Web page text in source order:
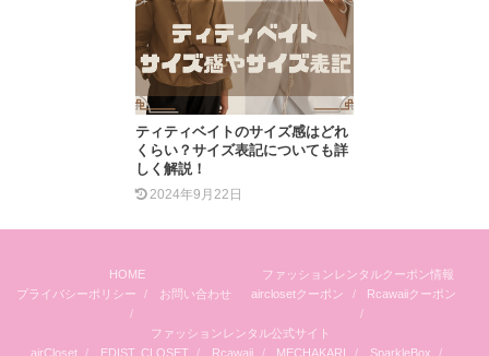
ティティベイトのサイズ感はどれ
くらい？サイズ表記についても詳
しく解説！
2024年9月22日
HOME
プライバシーポリシー
お問い合わせ
ファッションレンタルクーポン情報
airclosetクーポン
Rcawaiiクーポン
ファッションレンタル公式サイト
airCloset
EDIST. CLOSET Rcawaii MECHAKARI SparkleBox